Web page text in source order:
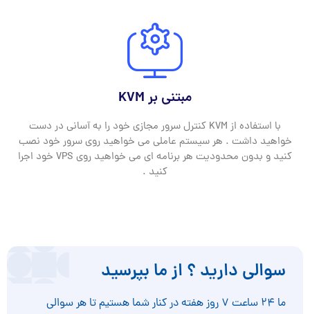
مبتنی بر KVM
با استفاده از KVM کنترل سرور مجازی خود را به آسانی در دست
خواهید داشت . هر سیستم عاملی می خواهید روی سرور خود نصب
کنید و بدون محدودیت هر برنامه ای می خواهید روی VPS خود اجرا
کنید .
سوالی دارید ؟ از ما بپرسید
ما ۲۴ ساعت ۷ روز هفته در کنار شما هستیم تا هر سوالی